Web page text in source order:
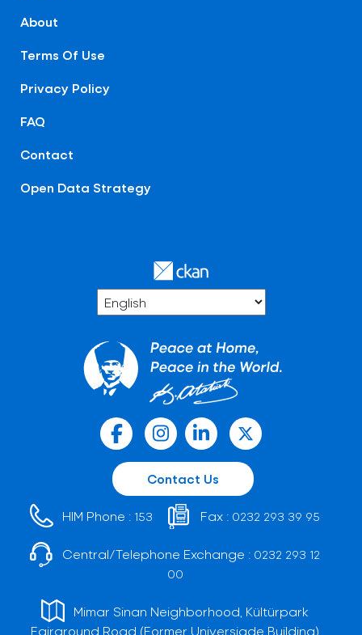
About
Terms Of Use
Privacy Policy
FAQ
Contact
Open Data Strategy
Contact Us
HIM Phone : 153 Fax : 0232 293 39 95
Central/Telephone Exchange : 0232 293 12
00
Mimar Sinan Neighborhood, Kültürpark
Fairground Road (Former Universiade Building)